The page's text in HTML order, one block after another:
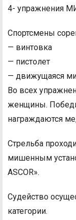
4- упражнения
Спортсмены
— винтовка
— пистолет
— движущаяся
Во всех
женщины.
награждаются
Стрельба
мишенным
ASCOR».
Судейство
категории.